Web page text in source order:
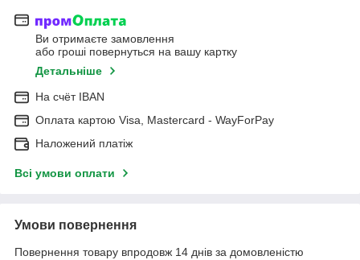
Ви отримаєте замовлення
або гроші повернуться на вашу картку
Детальніше
На cчёт IBAN
Оплата картою Visa, Mastercard - WayForPay
Наложений платіж
Всі умови оплати
Умови повернення
Повернення товару впродовж 14 днів за домовленістю